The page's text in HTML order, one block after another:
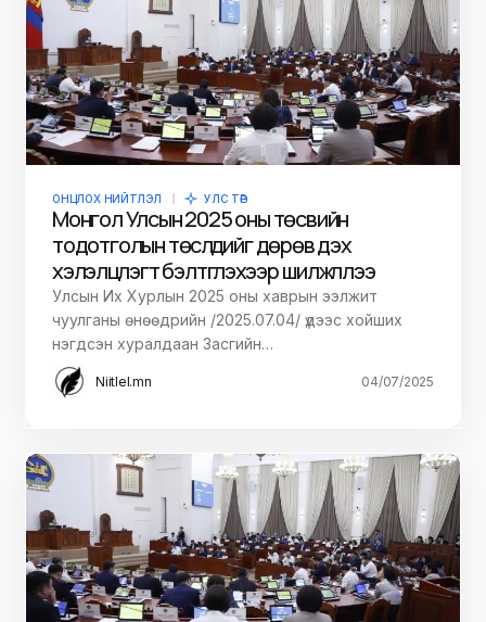
ОНЦЛОХ НИЙТЛЭЛ УЛС ТӨР
Монгол Улсын 2025 оны төсвийн
тодотголын төслүүдийг дөрөв дэх
хэлэлцүүлэгт бэлтгүүлэхээр шилжүүллээ
Улсын Их Хурлын 2025 оны хаврын ээлжит
чуулганы өнөөдрийн /2025.07.04/ үдээс хойших
нэгдсэн хуралдаан Засгийн…
Niitlel.mn 04/07/2025